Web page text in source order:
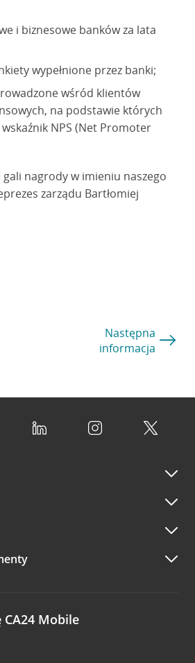
i biznesowe banków za lata
wypełnione przez banki;
wśród klientów
na podstawie których
NPS (Net Promoter
nagrody w imieniu naszego
zarządu Bartłomiej
Następna
informacja
Mobile